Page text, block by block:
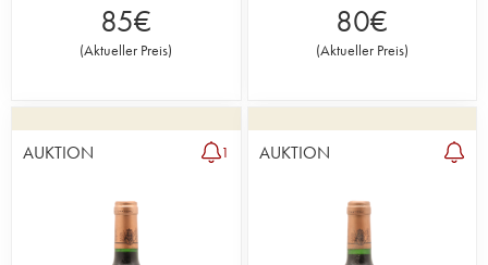
85€
(Aktueller Preis)
80€
(Aktueller Preis)
AUKTION 1 AUKTION